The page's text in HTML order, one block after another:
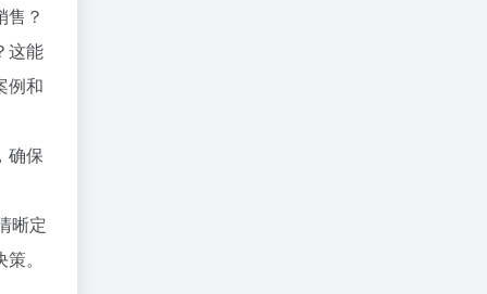
？
这能
例和
确保
晰定
。